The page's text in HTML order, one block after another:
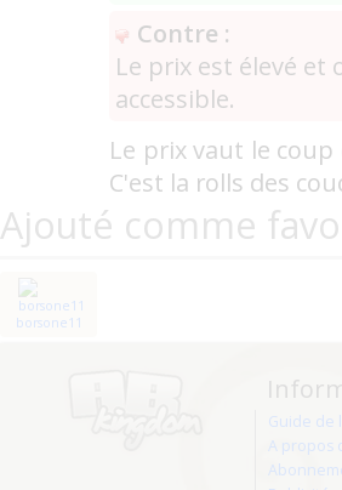
Contre :
Le prix est élevé
accessible.
Le prix vaut le
C'est la rolls des
Ajouté comme
borsone11
Guide de
A propos